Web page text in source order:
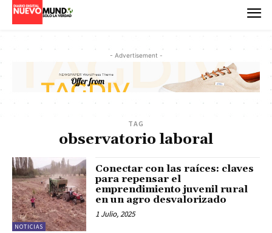
- Advertisement -
TAG
observatorio laboral
NOTICIAS
Conectar con las raíces: claves
para repensar el
emprendimiento juvenil rural
en un agro desvalorizado
1 Julio, 2025